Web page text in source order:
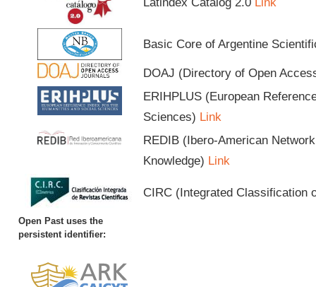
Basic Core of Argentine
DOAJ (Directory of Open
ERIHPLUS (European
Sciences) Link
REDIB (Ibero-American
Knowledge) Link
CIRC (Integrated Classification
Open Past uses the
persistent identifier: